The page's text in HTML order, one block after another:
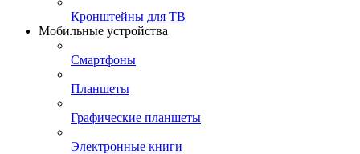
Кронштейны для ТВ
Мобильные устройства
Смартфоны
Планшеты
Графические планшеты
Электронные книги